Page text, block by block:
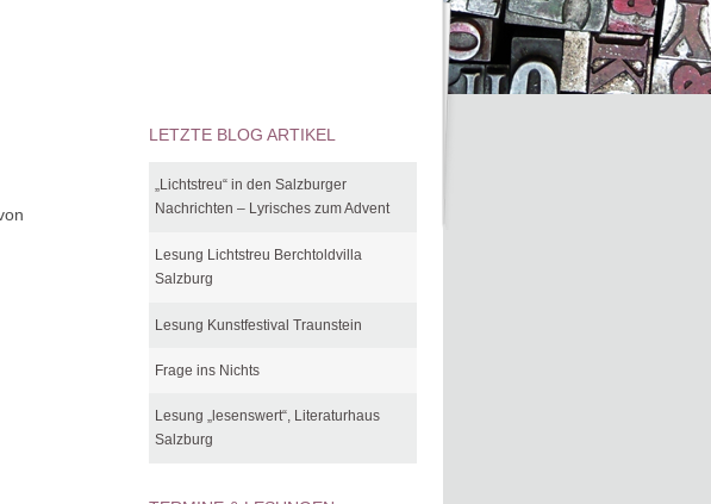
LETZTE BLOG ARTIKEL
„Lichtstreu“ in den Salzburger
Nachrichten – Lyrisches zum Advent
Lesung Lichtstreu Berchtoldvilla
Salzburg
Lesung Kunstfestival Traunstein
Frage ins Nichts
Lesung „lesenswert“, Literaturhaus
Salzburg